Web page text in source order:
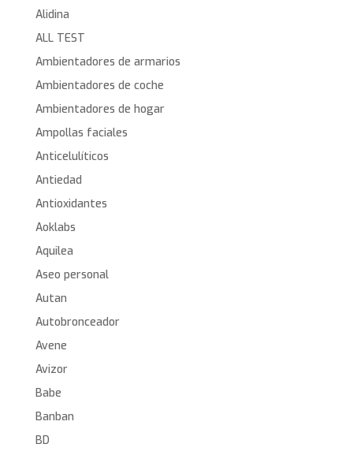
Alidina
ALL TEST
Ambientadores de armarios
Ambientadores de coche
Ambientadores de hogar
Ampollas faciales
Anticelulíticos
Antiedad
Antioxidantes
Aoklabs
Aquilea
Aseo personal
Autan
Autobronceador
Avene
Avizor
Babe
Banban
BD